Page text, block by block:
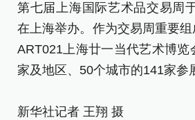
第七届上海国际艺术品交易周
在上海举办。作为交易周重要
ART021上海廿一当代艺术博览
家及地区、50个城市的141家参
新华社记者 王翔 摄